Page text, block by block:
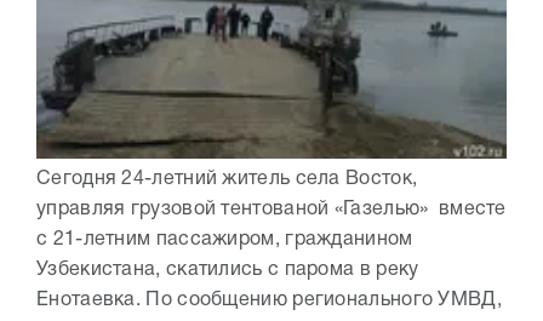
Сегодня 24-летний житель села Восток,
управляя грузовой тентованой «Газелью» вместе
с 21-летним пассажиром, гражданином
Узбекистана, скатились с парома в реку
Енотаевка. По сообщению регионального УМВД,